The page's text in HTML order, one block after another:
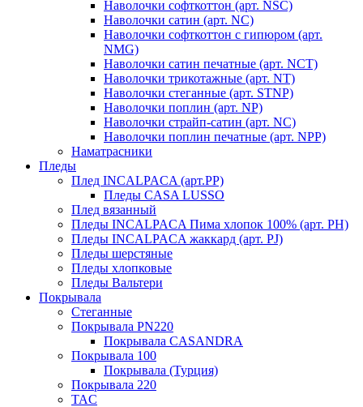
Наволочки софткоттон (арт. NSC)
Наволочки сатин (арт. NC)
Наволочки софткоттон с гипюром (арт.
NMG)
Наволочки сатин печатные (арт. NCT)
Наволочки трикотажные (арт. NT)
Наволочки стеганные (арт. STNP)
Наволочки поплин (арт. NP)
Наволочки страйп-сатин (арт. NC)
Наволочки поплин печатные (арт. NPP)
Наматрасники
Пледы
Плед INCALPACA (арт.PP)
Пледы CASA LUSSO
Плед вязанный
Пледы INCALPACA Пима хлопок 100% (арт. PH)
Пледы INCALPACA жаккард (арт. PJ)
Пледы шерстяные
Пледы хлопковые
Пледы Вальтери
Покрывала
Стеганные
Покрывала PN220
Покрывала CASANDRA
Покрывала 100
Покрывала (Турция)
Покрывала 220
TAC